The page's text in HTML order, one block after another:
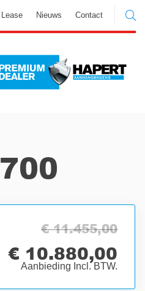
Lease Nieuws Contact
€ 11.455,00
€ 10.880,00
Aanbieding Incl. BTW.